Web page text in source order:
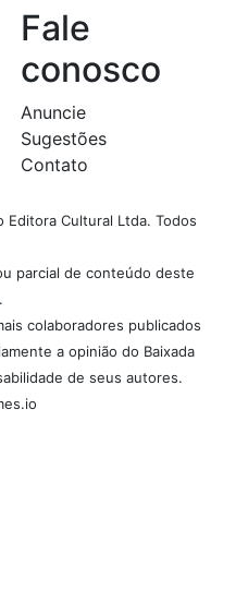
Fale
conosco
Anuncie
Sugestões
Contato
Cultural Ltda. Todos
parcial de conteúdo deste
colaboradores publicados
a opinião do Baixada
de seus autores.